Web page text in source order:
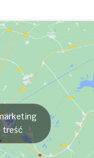
treść